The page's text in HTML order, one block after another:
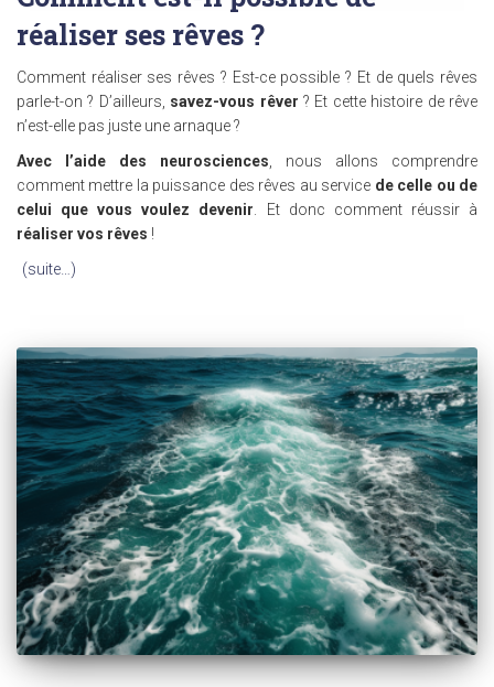
réaliser ses rêves ?
Comment réaliser ses rêves ? Est-ce possible ? Et de quels rêves
parle-t-on ? D’ailleurs, savez-vous rêver ? Et cette histoire de rêve
n’est-elle pas juste une arnaque ?
Avec l’aide des neurosciences, nous allons comprendre
comment mettre la puissance des rêves au service de celle ou de
celui que vous voulez devenir. Et donc comment réussir à
réaliser vos rêves !
(suite…)